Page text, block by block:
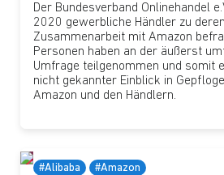
Der Bundesverband Onlinehandel
2020 gewerbliche Händler zu
Zusammenarbeit mit Amazon
Personen haben an der äußerst
Umfrage teilgenommen und somit
nicht gekannter Einblick in
Amazon und den Händlern.
#Alibaba #Amazon